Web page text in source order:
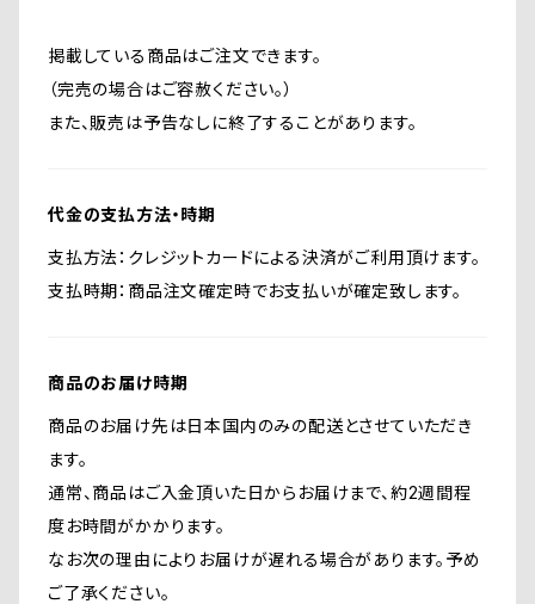
掲載している商品はご注文できます。
（完売の場合はご容赦ください。）
また、販売は予告なしに終了することがあります。
代金の支払方法・時期
支払方法：クレジットカードによる決済がご利用頂けます。
支払時期：商品注文確定時でお支払いが確定致します。
商品のお届け時期
商品のお届け先は日本国内のみの配送とさせていただき
ます。
通常、商品はご入金頂いた日からお届けまで、約2週間程
度お時間がかかります。
なお次の理由によりお届けが遅れる場合があります。予め
ご了承ください。